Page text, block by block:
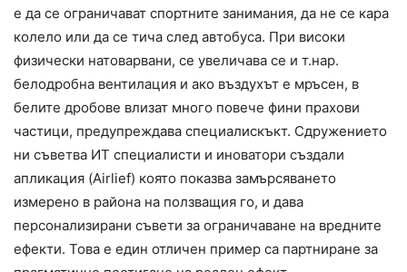
е да се ограничават спортните занимания, да не се кара
колело или да се тича след автобуса. При високи
физически натоварвани, се увеличава се и т.нар.
белодробна вентилация и ако въздухът е мръсен, в
белите дробове влизат много повече фини прахови
частици, предупреждава специалискъкт. Сдружението
ни съветва ИТ специалисти и иноватори създали
апликация (Airlief) която показва замърсяването
измерено в района на ползващия го, и дава
персонализирани съвети за ограничаване на вредните
ефекти. Това е един отличен пример са партниране за